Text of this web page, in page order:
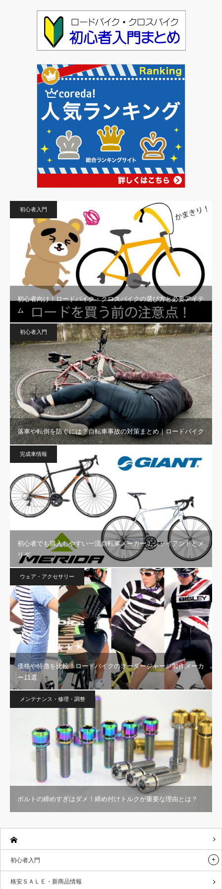
初心者入門
初心者向け！ロードバイク・クロスバイクの選び方と必要アイテ
ム
初心者入門
落車や転倒を防ぐには？自転車事故の対策まとめ｜ロードバイク
完成車情報
初心者でも購入しやすい一流自転車メーカー！ジャイアントとメ
リダ
ウェア・アクセサリー
価格や特徴を比較！ロードバイクのオーダージャージ製作メーカ
ー11選
メンテナンス・修理・調整
ボルトの締めすぎはダメ！締め付けトルクが重要な理由とは？
初心者入門
格安ＳＡＬＥ・新商品情報